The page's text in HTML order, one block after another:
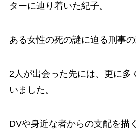
ターに辿り着いた紀子。
ある女性の死の謎に迫る刑事の
2人が出会った先には、更に多
いました。
DVや身近な者からの支配を描